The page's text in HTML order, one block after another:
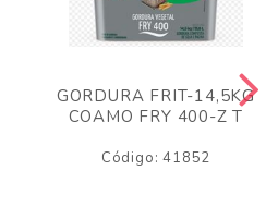
GORDURA FRIT-14,5KG
COAMO FRY 400-Z T
Código: 41852